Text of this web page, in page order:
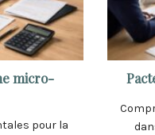
micro-
pour la